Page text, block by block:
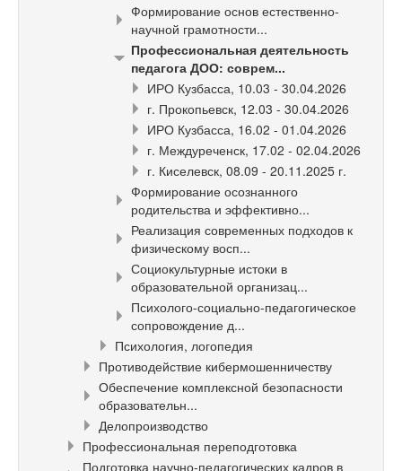
Формирование основ естественно-
научной грамотности...
Профессиональная деятельность
педагога ДОО: соврем...
ИРО Кузбасса, 10.03 - 30.04.2026
г. Прокопьевск, 12.03 - 30.04.2026
ИРО Кузбасса, 16.02 - 01.04.2026
г. Междуреченск, 17.02 - 02.04.2026
г. Киселевск, 08.09 - 20.11.2025 г.
Формирование осознанного
родительства и эффективно...
Реализация современных подходов к
физическому восп...
Социокультурные истоки в
образовательной организац...
Психолого-социально-педагогическое
сопровождение д...
Психология, логопедия
Противодействие кибермошенничеству
Обеспечение комплексной безопасности
образовательн...
Делопроизводство
Профессиональная переподготовка
Подготовка научно-педагогических кадров в